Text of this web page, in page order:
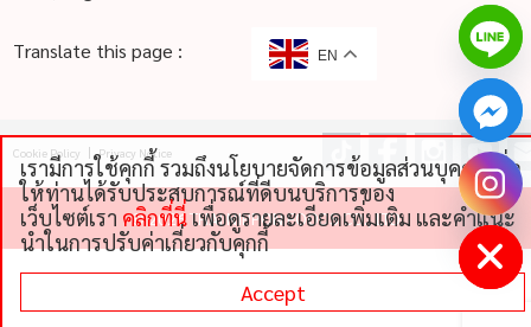
Translate this page : EN
Cookie Policy Privacy Notice
©2026 THAI NIPPON FOODS CO., LTD
เรามีการใช้คุกกี้ รวมถึงนโยบายจัดการข้อมูลส่วนบุคคลเพื่อ
ให้ท่านได้รับประสบการณ์ที่ดีบนบริการของ
เว็บไซต์เรา คลิกที่นี่เพื่อดูรายละเอียดเพิ่มเติม และคําแนะ
นําในการปรับค่าเกี่ยวกับคุกกี้
Accept
Hide
chaty